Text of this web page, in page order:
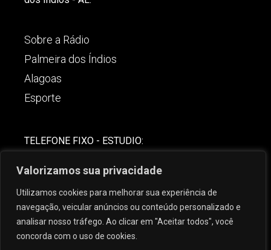
Valorizamos sua privacidade
Utilizamos cookies para melhorar sua experiência de
navegação, veicular anúncios ou conteúdo personalizado e
analisar nosso tráfego. Ao clicar em "Aceitar todos", você
concorda com o uso de cookies.
Sobre a Rádio
Palmeira dos Índios
Alagoas
Esporte
TELEFONE FIXO - ESTUDIO:
(82) 99621-8806